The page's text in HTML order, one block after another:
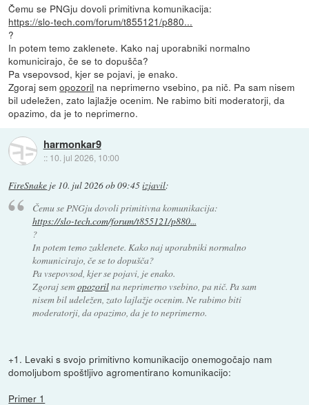
Čemu se PNGju dovoli primitivna komunikacija:
https://slo-tech.com/forum/t855121/p880...
?
In potem temo zaklenete. Kako naj uporabniki normalno
komunicirajo, če se to dopušča?
Pa vsepovsod, kjer se pojavi, je enako.
Zgoraj semopozoril na neprimerno vsebino, pa nič. Pa sam nisem
bil udeležen, zato lajlažje ocenim. Ne rabimo biti moderatorji, da
opazimo, da je to neprimerno.
harmonkar9
:: 10. jul 2026, 10:00
FireSnake je 10. jul 2026 ob 09:45izjavil:
Čemu se PNGju dovoli primitivna komunikacija:
https://slo-tech.com/forum/t855121/p880...
?
In potem temo zaklenete. Kako naj uporabniki normalno
komunicirajo, če se to dopušča?
Pa vsepovsod, kjer se pojavi, je enako.
Zgoraj semopozorilna neprimerno vsebino, pa nič. Pa sam
nisem bil udeležen, zato lajlažje ocenim. Ne rabimo biti
moderatorji, da opazimo, da je to neprimerno.
+1. Levaki s svojo primitivno komunikacijo onemogočajo nam
domoljubom spoštljivo agromentirano komunikacijo:
Primer 1